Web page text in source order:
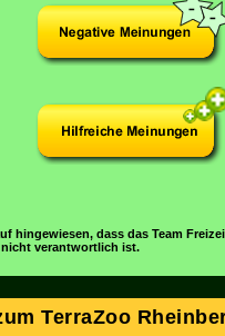
hingewiesen, dass das Team
verantwortlich ist.
TerraZoo